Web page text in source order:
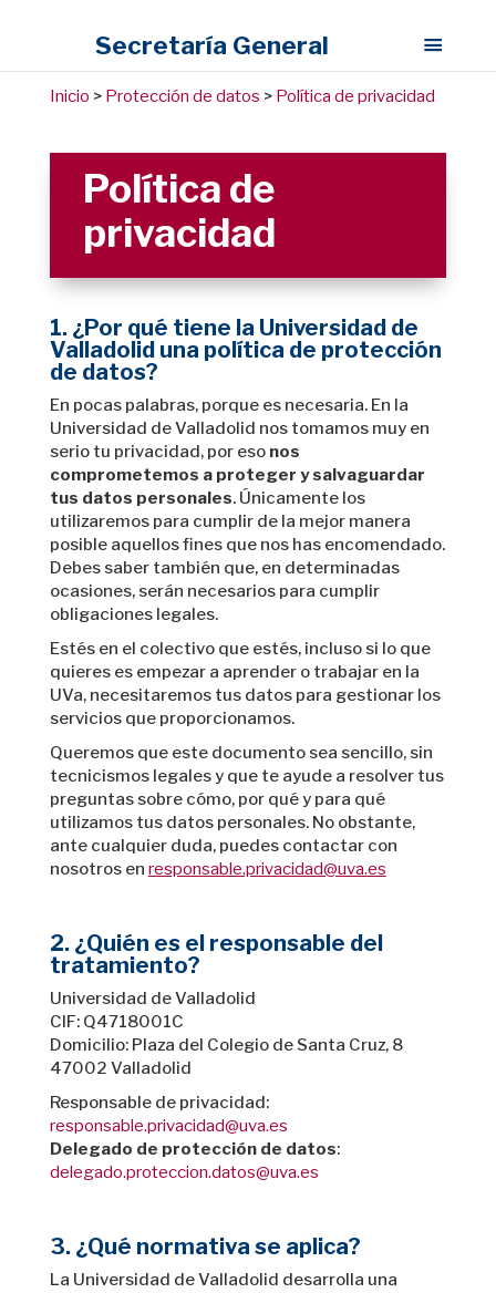
Secretaría General
Inicio > Protección de datos > Política de privacidad
Política de
privacidad
1. ¿Por qué tiene la Universidad de
Valladolid una política de protección
de datos?
En pocas palabras, porque es necesaria. En la
Universidad de Valladolid nos tomamos muy en
serio tu privacidad, por eso nos
comprometemos a proteger y salvaguardar
tus datos personales. Únicamente los
utilizaremos para cumplir de la mejor manera
posible aquellos fines que nos has encomendado.
Debes saber también que, en determinadas
ocasiones, serán necesarios para cumplir
obligaciones legales.
Estés en el colectivo que estés, incluso si lo que
quieres es empezar a aprender o trabajar en la
UVa, necesitaremos tus datos para gestionar los
servicios que proporcionamos.
Queremos que este documento sea sencillo, sin
tecnicismos legales y que te ayude a resolver tus
preguntas sobre cómo, por qué y para qué
utilizamos tus datos personales. No obstante,
ante cualquier duda, puedes contactar con
nosotros en responsable.privacidad@uva.es
2. ¿Quién es el responsable del
tratamiento?
Universidad de Valladolid
CIF: Q4718001C
Domicilio: Plaza del Colegio de Santa Cruz, 8
47002 Valladolid
Responsable de privacidad:
responsable.privacidad@uva.es
Delegado de protección de datos:
delegado.proteccion.datos@uva.es
3. ¿Qué normativa se aplica?
La Universidad de Valladolid desarrolla una